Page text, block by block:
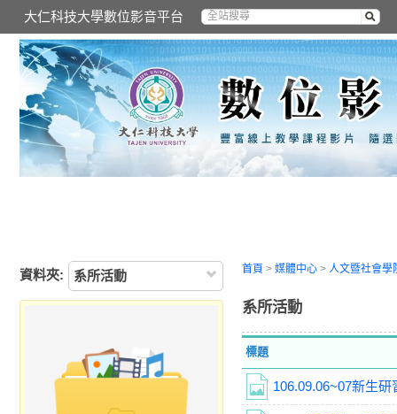
大仁科技大學數位影音平台
資料夾: 系所活動 首頁 > 媒體中心 > 人文暨社會學
系所活動
標題
106.09.06~07新生